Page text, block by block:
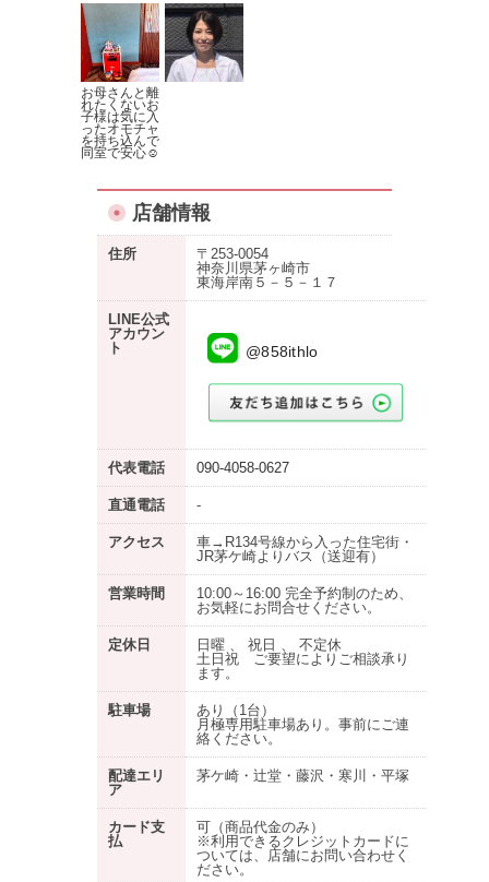
お母さんと離
れたくないお
子様は気に入
ったオモチャ
を持ち込んで
同室で安心☺︎
店舗情報
住所
〒253-0054
神奈川県茅ヶ崎市
東海岸南５－５－１７
LINE公式
アカウン
ト
@858ithlo
代表電話 090-4058-0627
直通電話 -
アクセス
車→R134号線から入った住宅街・
JR茅ケ崎よりバス（送迎有）
営業時間
10:00～16:00 完全予約制のため、
お気軽にお問合せください。
定休日
日曜 、 祝日 、 不定休
土日祝 ご要望によりご相談承り
ます。
駐車場 あり
（1台）
月極専用駐車場あり。事前にご連
絡ください。
配達エリ
ア
茅ケ崎・辻堂・藤沢・寒川・平塚
カード支
払
可（商品代金のみ）
※利用できるクレジットカードに
ついては、店舗にお問い合わせく
ださい。